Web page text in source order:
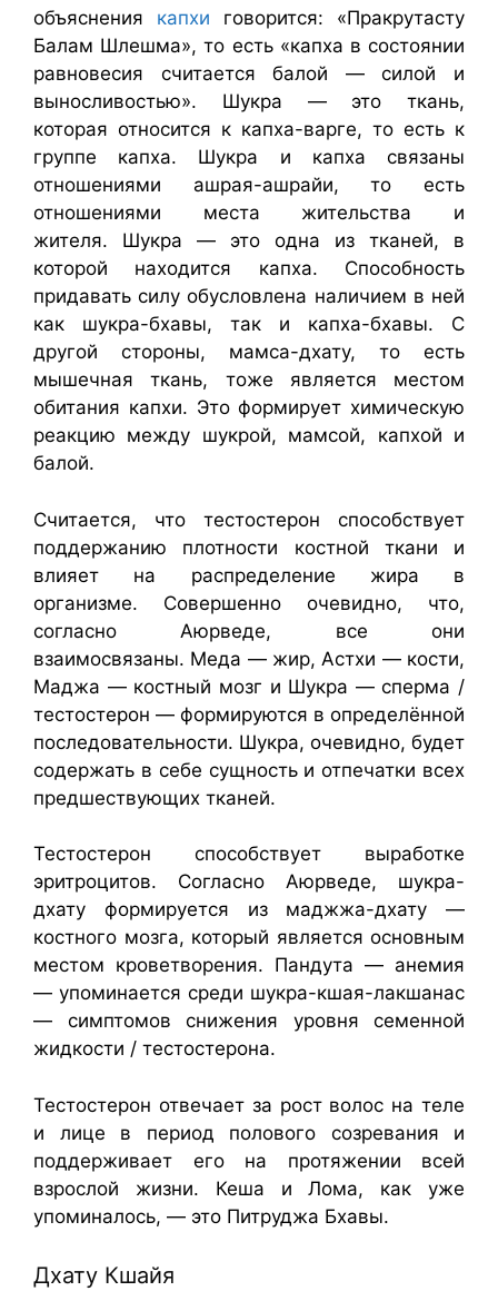
объяснения капхи говорится: «Пракрутасту
Балам Шлешма», то есть «капха в состоянии
равновесия считается балой — силой и
выносливостью». Шукра — это ткань,
которая относится к капха-варге, то есть к
группе капха. Шукра и капха связаны
отношениями ашрая-ашрайи, то есть
отношениями места жительства и
жителя. Шукра — это одна из тканей, в
которой находится капха. Способность
придавать силу обусловлена наличием в ней
как шукра-бхавы, так и капха-бхавы. С
другой стороны, мамса-дхату, то есть
мышечная ткань, тоже является местом
обитания капхи. Это формирует химическую
реакцию между шукрой, мамсой, капхой и
балой.
Считается, что тестостерон способствует
поддержанию плотности костной ткани и
влияет на распределение жира в
организме. Совершенно очевидно, что,
согласно Аюрведе, все они
взаимосвязаны. Меда — жир, Астхи — кости,
Маджа — костный мозг и Шукра — сперма /
тестостерон — формируются в определённой
последовательности. Шукра, очевидно, будет
содержать в себе сущность и отпечатки всех
предшествующих тканей.
Тестостерон способствует выработке
эритроцитов. Согласно Аюрведе, шукра-
дхату формируется из маджжа-дхату —
костного мозга, который является основным
местом кроветворения. Пандута — анемия
— упоминается среди шукра-кшая-лакшанас
— симптомов снижения уровня семенной
жидкости / тестостерона.
Тестостерон отвечает за рост волос на теле
и лице в период полового созревания и
поддерживает его на протяжении всей
взрослой жизни. Кеша и Лома, как уже
упоминалось, — это Питруджа Бхавы.
Дхату Кшайя